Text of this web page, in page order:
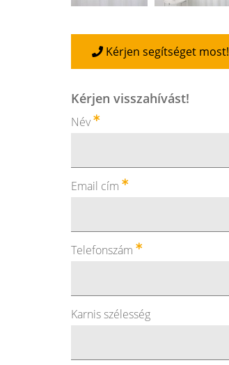
Kérjen segítséget most!
Kérjen visszahívást!
Név
Email cím
Telefonszám
Karnis szélesség